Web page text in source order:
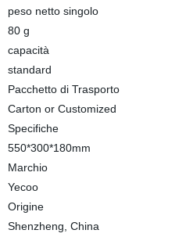
peso netto singolo
80 g
capacità
standard
Pacchetto di Trasporto
Carton or Customized
Specifiche
550*300*180mm
Marchio
Yecoo
Origine
Shenzheng, China